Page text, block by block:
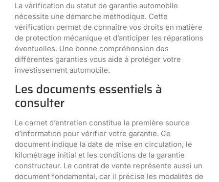
La vérification du statut de garantie automobile
nécessite une démarche méthodique. Cette
vérification permet de connaître vos droits en matière
de protection mécanique et d’anticiper les réparations
éventuelles. Une bonne compréhension des
différentes garanties vous aide à protéger votre
investissement automobile.
Les documents essentiels à
consulter
Le carnet d’entretien constitue la première source
d’information pour vérifier votre garantie. Ce
document indique la date de mise en circulation, le
kilométrage initial et les conditions de la garantie
constructeur. Le contrat de vente représente aussi un
document fondamental, car il précise les modalités de